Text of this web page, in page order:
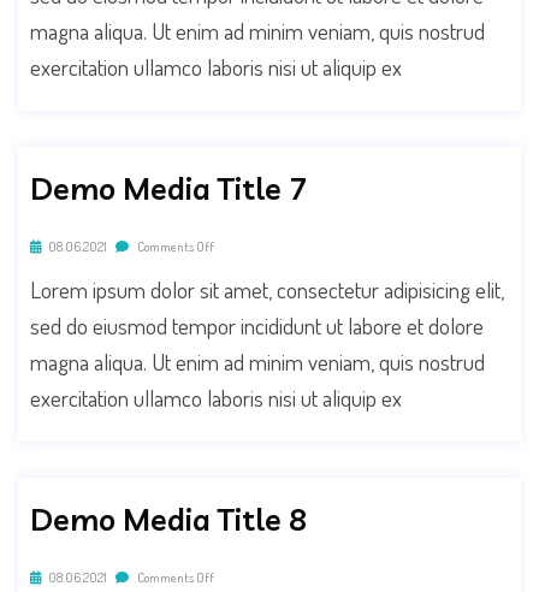
magna aliqua. Ut enim ad minim veniam, quis nostrud
exercitation ullamco laboris nisi ut aliquip ex
Demo Media Title 7
08.06.2021 Comments Off
Lorem ipsum dolor sit amet, consectetur adipisicing elit,
sed do eiusmod tempor incididunt ut labore et dolore
magna aliqua. Ut enim ad minim veniam, quis nostrud
exercitation ullamco laboris nisi ut aliquip ex
Demo Media Title 8
08.06.2021 Comments Off